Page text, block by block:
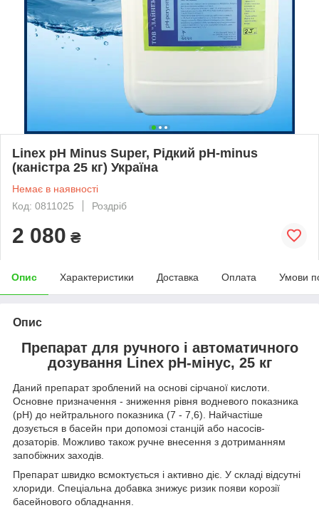
Linex pH Minus Super, Рідкий pH-minus
(каністра 25 кг) Україна
Немає в наявності
Код: 0811025
Роздріб
2 080 ₴
Опис Характеристики Доставка Оплата Умови
Опис
Препарат для ручного і автоматичного
дозування Linex pH-мінус, 25 кг
Даний препарат зроблений на основі сірчаної кислоти.
Основне призначення - зниження рівня водневого показника
(pH) до нейтрального показника (7 - 7,6). Найчастіше
дозується в басейн при допомозі станцій або насосів-
дозаторів. Можливо також ручне внесення з дотриманням
запобіжних заходів.
Препарат швидко всмоктується і активно діє. У складі відсутні
хлориди. Спеціальна добавка знижує ризик появи корозії
басейнового обладнання.